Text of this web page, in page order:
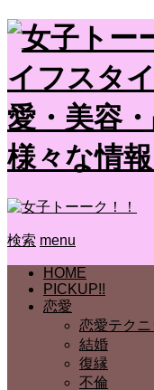
イフスタ
愛・美容
様々な情
検索 menu
HOME
PICKUP!!
恋愛
恋愛テクニ
結婚
復縁
不倫